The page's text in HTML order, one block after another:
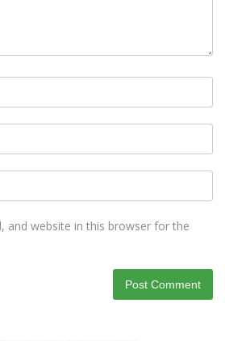
and website in this browser for the